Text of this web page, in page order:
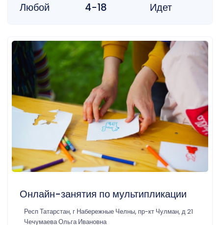
Любой 4-18 Идет
Онлайн-занятия по мультипликации
Респ Татарстан, г Набережные Челны, пр-кт Чулман, д 21
Чечумаева Ольга Ивановна